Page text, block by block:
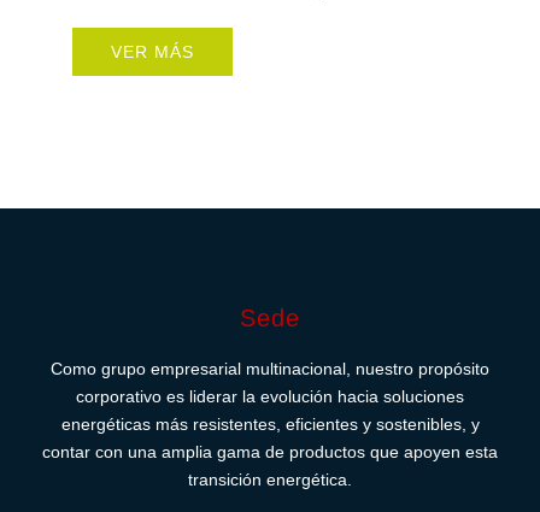
VER MÁS
Sede
Como grupo empresarial multinacional, nuestro propósito
corporativo es liderar la evolución hacia soluciones
energéticas más resistentes, eficientes y sostenibles, y
contar con una amplia gama de productos que apoyen esta
transición energética.